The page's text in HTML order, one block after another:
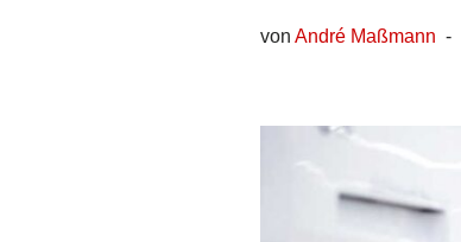
von André Maßmann